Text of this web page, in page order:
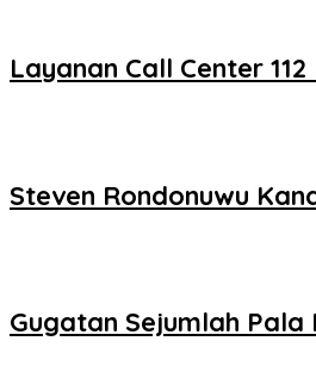
Layanan Call Center
Steven Rondonuwu
Gugatan Sejumlah Pala